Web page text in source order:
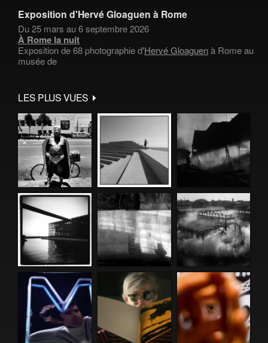
Exposition d'Hervé Gloaguen à Rome
Du 25 mars au 6 septembre 2026
À Rome la nuit
Exposition de 68 photographie d'Hervé Gloaguenà Rome au
musée de
LES PLUS VUES